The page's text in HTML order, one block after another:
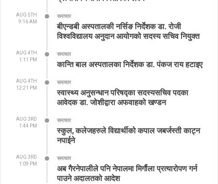
AUG 5TH
9:16 AM
समाचार
बीएन्डबी अस्पतालकी नर्सिङ निर्देशक डा. रोजी
विश्वविद्यालय अनुदान आयोगको सदस्य सचिव नियुक्त
AUG 4TH
1:11 PM
समाचार
कान्ति बाल अस्पतालका निर्देशक डा. पंकज राय हटाइए
AUG 4TH
12:21 PM
समाचार
स्वास्थ्य अनुसन्धान परिषद्का सदस्यसचिव पदका
आवेदक डा. जोशीद्वारा अफवाहको खण्डन
AUG 3RD
1:44 PM
समाचार
स्कुल, कलेजहरुले विद्यार्थीको कपाल जबर्जस्ती काट्न
नपाईने
AUG 3RD
1:09 PM
समाचार
अब गैरनेपालीले पनि नेपालमा मिर्गौला प्रत्यारोपण गर्न
पाउने अदालतको आदेश